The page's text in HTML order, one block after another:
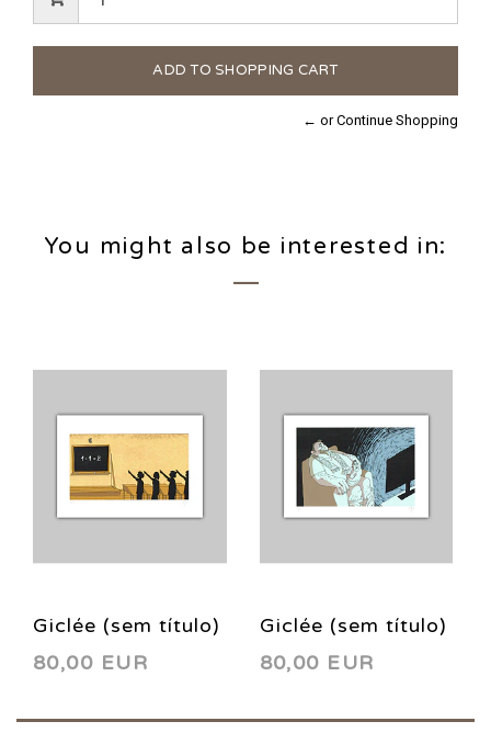
← or Continue Shopping
You might also be interested in:
Giclée (sem título)
2 2018
80,00 EUR
Giclée (sem título)
1 2018
80,00 EUR